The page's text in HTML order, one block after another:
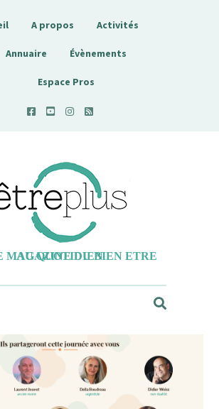
A propos Activités
Annuaire Évènements
Espace Pros
Etreplus
VOTRE MAGAZINE DU BIEN ETRE AU QUOTIDIEN